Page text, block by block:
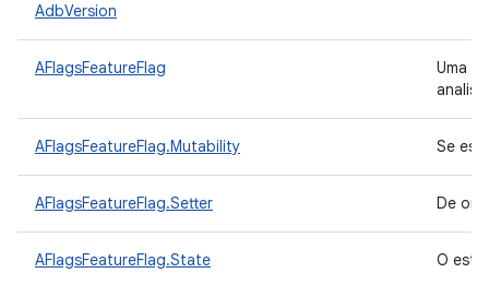
AdbVersion
AFlagsFeatureFlag
Uma
AFlagsFeatureFlag.Mutability Se
AFlagsFeatureFlag.Setter De
AFlagsFeatureFlag.State O